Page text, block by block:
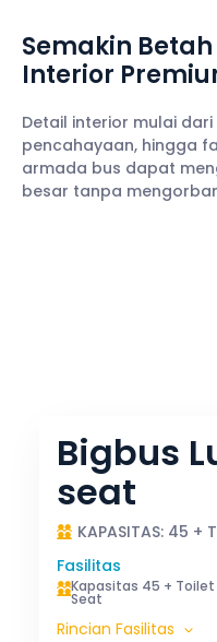
Semakin
Interior
Detail interior mulai
pencahayaan, hingga
armada bus dapat
besar tanpa
Bigbus
seat
KAPASITAS: 45 +
Fasilitas
Kapasitas 45 + Toilet
Seat
Rincian Fasilitas